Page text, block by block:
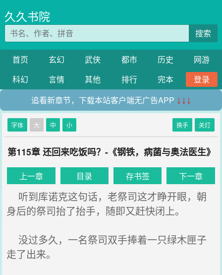
久久书院
搜索
首页 玄幻 武侠 都市 历史
网游
科幻
言情 其他 排行 完本
登录
追看新章节，下载本站客户端无广告APP ↓↓↓
字体 大 中 小 换手 关灯
第115章 还回来吃饭吗？-《钢铁，病菌与奥法医生》
上一章 目录 存书签 下一章
听到库诺克这句话，老祭司这才睁开眼，朝
身后的祭司抬了抬手，随即又赶快闭上。
没过多久，一名祭司双手捧着一只绿木匣子
走了出来。